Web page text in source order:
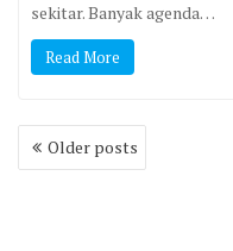
sekitar. Banyak agenda…
Read More
Posts
navigation
Older posts